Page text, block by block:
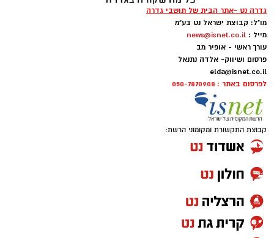
גדרה נט -אתר הבית של תושבי גדרה
מו"ל: קבוצת ישראל נט בע"מ
מייל : news@isnet.co.il
עורך ראשי - אופיר מב
פרסום ושיווק- אלדה נתנאל
elda@isnet.co.il
לפרסום באתר : 050-7870908
קבוצת התקשורת ומקומוני הרשת: